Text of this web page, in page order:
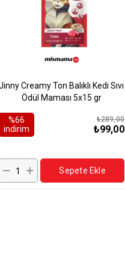
Creamy Ton Balıklı Kedi Sıvı
Ödül Maması 5x15 gr
%66
i̇ndirim
₺99,00
₺289,00
Sepete Ekle